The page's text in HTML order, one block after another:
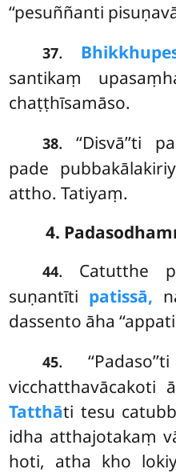
‘‘pesuññanti
37.
santikaṃ
chaṭṭhīsamāso.
38. ‘‘Disvā’’ti
pade
attho. Tatiyaṃ.
4.
44. Catutthe
suṇantīti patissā,
dassento āha
45.
vicchatthavācakoti
Tatthāti tesu
idha atthajotakaṃ
hoti, atha kho